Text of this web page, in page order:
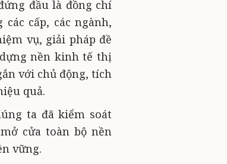
đầu là đồng chí
cấp, các ngành,
vụ, giải pháp đề
nền kinh tế thị
với chủ động, tích
quả.
ta đã kiểm soát
cửa toàn bộ nền
vững.